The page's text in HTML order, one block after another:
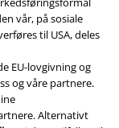
vår, på sosiale
til USA, deles
EU-lovgivning og
og våre partnere.
Alternativt